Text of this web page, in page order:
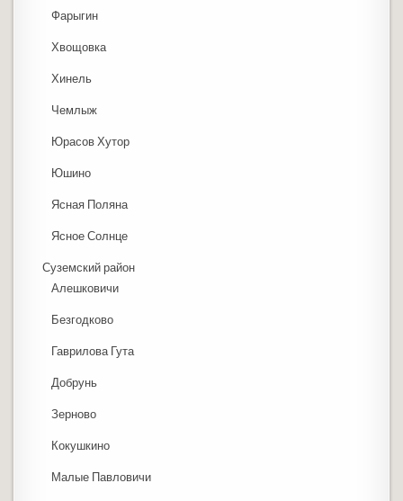
Фарыгин
Хвощовка
Хинель
Чемлыж
Юрасов Хутор
Юшино
Ясная Поляна
Ясное Солнце
Суземский район
Алешковичи
Безгодково
Гаврилова Гута
Добрунь
Зерново
Кокушкино
Малые Павловичи